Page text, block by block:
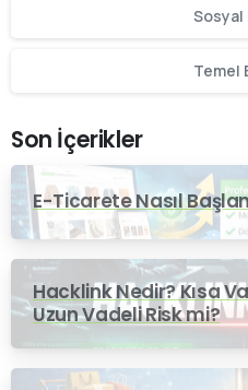
Sosyal
Temel
Son İçerikler
E-Ticarete Nasıl
Hacklink Nedir? Kısa
Uzun Vadeli Risk mi?